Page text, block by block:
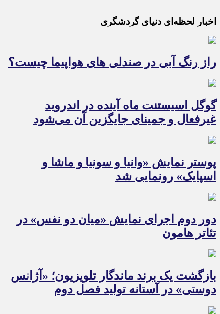
اخبار لحظه‌ای دنیای گردشگری
راز رنگ آبی در صندلی های هواپیما چیست؟
گوگل اسیستنت ماه آینده در اندروید
غیرفعال و جمینای جایگزین آن می‌شود
پوستر نمایش «وانیا و سونیا و ماشا و
اسپایک» رونمایی شد
دور دوم اجرای نمایش «میان دو نفس» در
تئاتر هامون
بازگشت یک برند ماندگار تلویزیون؛ «آژانس
دوستی» در آستانه تولید فصل دوم